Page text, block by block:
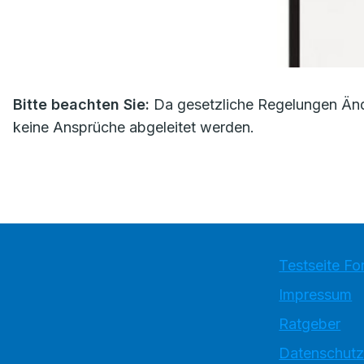
Bitte beachten Sie: Da gesetzliche Regelungen
keine Ansprüche abgeleitet werden.
Testseite
Impressum
Ratgeber